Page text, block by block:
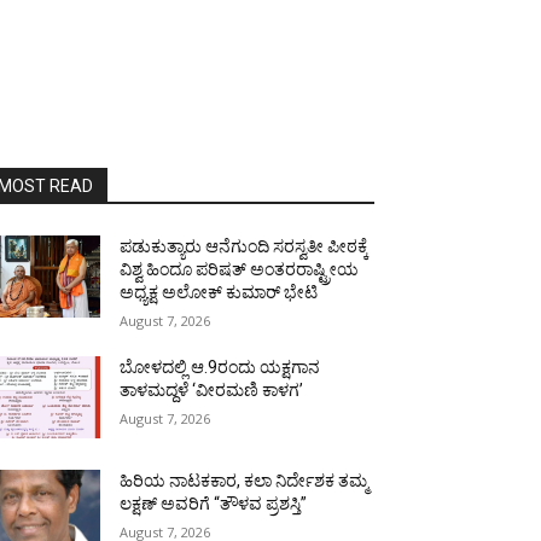
READ
ಪಡುಕುತ್ಯಾರು ಆನೆಗುಂದಿ ಸರಸ್ವತೀ ಪೀಠಕ್ಕೆ
ವಿಶ್ವ ಹಿಂದೂ ಪರಿಷತ್ ಅಂತರರಾಷ್ಟ್ರೀಯ
ಅಧ್ಯಕ್ಷ ಅಲೋಕ್ ಕುಮಾರ್ ಭೇಟಿ
August 7, 2026
ಬೋಳದಲ್ಲಿ ಆ.9ರಂದು ಯಕ್ಷಗಾನ
ತಾಳಮದ್ದಳೆ ‘ವೀರಮಣಿ ಕಾಳಗ’
August 7, 2026
ಹಿರಿಯ ನಾಟಕಕಾರ, ಕಲಾ ನಿರ್ದೇಶಕ ತಮ್ಮ
ಲಕ್ಷಣ್ ಅವರಿಗೆ “ತೌಳವ ಪ್ರಶಸ್ತಿ”
August 7, 2026